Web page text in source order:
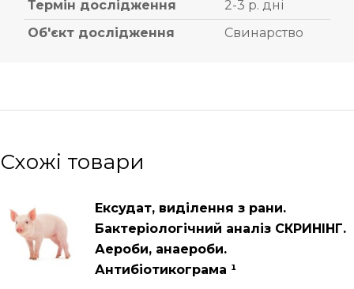
Термін дослідження
2-3 р. дні
Об'єкт дослідження
Свинарство
Схожі товари
Ексудат, виділення з рани.
Бактеріологічний аналіз СКРИНІНГ.
Аероби, анаероби.
Антибіотикограма ¹